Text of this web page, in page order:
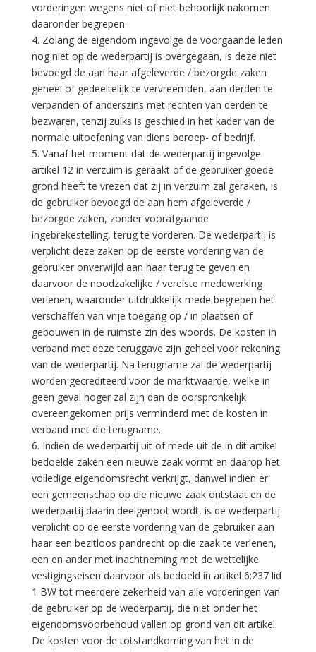
vorderingen wegens niet of niet behoorlijk nakomen
daaronder begrepen.
4. Zolang de eigendom ingevolge de voorgaande leden
nog niet op de wederpartij is overgegaan, is deze niet
bevoegd de aan haar afgeleverde / bezorgde zaken
geheel of gedeeltelijk te vervreemden, aan derden te
verpanden of anderszins met rechten van derden te
bezwaren, tenzij zulks is geschied in het kader van de
normale uitoefening van diens beroep- of bedrijf.
5. Vanaf het moment dat de wederpartij ingevolge
artikel 12 in verzuim is geraakt of de gebruiker goede
grond heeft te vrezen dat zij in verzuim zal geraken, is
de gebruiker bevoegd de aan hem afgeleverde /
bezorgde zaken, zonder voorafgaande
ingebrekestelling, terug te vorderen. De wederpartij is
verplicht deze zaken op de eerste vordering van de
gebruiker onverwijld aan haar terug te geven en
daarvoor de noodzakelijke / vereiste medewerking
verlenen, waaronder uitdrukkelijk mede begrepen het
verschaffen van vrije toegang op / in plaatsen of
gebouwen in de ruimste zin des woords. De kosten in
verband met deze teruggave zijn geheel voor rekening
van de wederpartij. Na terugname zal de wederpartij
worden gecrediteerd voor de marktwaarde, welke in
geen geval hoger zal zijn dan de oorspronkelijk
overeengekomen prijs verminderd met de kosten in
verband met die terugname.
6. Indien de wederpartij uit of mede uit de in dit artikel
bedoelde zaken een nieuwe zaak vormt en daarop het
volledige eigendomsrecht verkrijgt, danwel indien er
een gemeenschap op die nieuwe zaak ontstaat en de
wederpartij daarin deelgenoot wordt, is de wederpartij
verplicht op de eerste vordering van de gebruiker aan
haar een bezitloos pandrecht op die zaak te verlenen,
een en ander met inachtneming met de wettelijke
vestigingseisen daarvoor als bedoeld in artikel 6:237 lid
1 BW tot meerdere zekerheid van alle vorderingen van
de gebruiker op de wederpartij, die niet onder het
eigendomsvoorbehoud vallen op grond van dit artikel.
De kosten voor de totstandkoming van het in de